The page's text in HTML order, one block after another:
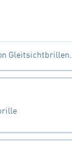
Gleitsichtbrillen.